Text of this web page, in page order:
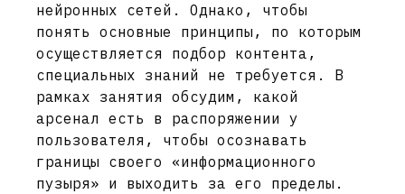
нейронных сетей. Однако, чтобы
понять основные принципы, по которым
осуществляется подбор контента,
специальных знаний не требуется. В
рамках занятия обсудим, какой
арсенал есть в распоряжении у
пользователя, чтобы осознавать
границы своего «информационного
пузыря» и выходить за его пределы.